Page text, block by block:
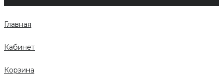
Главная
Кабинет
Корзина